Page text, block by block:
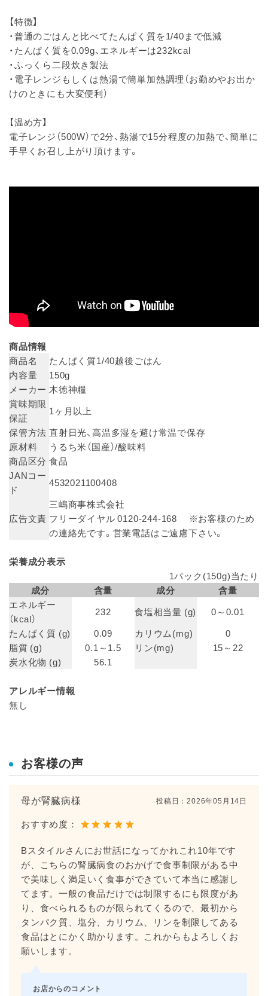
【特徴】
・普通のごはんと比べてたんぱく質を1/40まで低減
・たんぱく質を0.09g、エネルギーは232kcal
・ふっくら二段炊き製法
・電子レンジもしくは熱湯で簡単加熱調理（お勤めやお出か
けのときにも大変便利）
【温め方】
電子レンジ（500W）で2分、熱湯で15分程度の加熱で、簡単に
手早くお召し上がり頂けます。
商品情報
商品名
たんぱく質1/40越後ごはん
内容量
150g
メーカー 木徳神糧
賞味期限
保証
1ヶ月以上
保管方法 直射日光、高温多湿を避け常温で保存
原材料
うるち米（国産）/酸味料
商品区分 食品
JANコー
ド
4532021100408
広告文責
三嶋商事株式会社
フリーダイヤル 0120-244-168 ※お客様のため
の連絡先です。営業電話はご遠慮下さい。
栄養成分表示
1パック(150g)当たり
成分
含量 成分
含量
エネルギー
（kcal）
232 食塩相当量 (g)
0～0.01
たんぱく質 (g)
0.09 カリウム(mg)
0
脂質 (g)
0.1～1.5 リン(mg)
15～22
炭水化物 (g)
56.1
アレルギー情報
無し
お客様の声
母が腎臓病様 投稿日：2026年05月14日
おすすめ度：
Bスタイルさんにお世話になってかれこれ10年です
が、こちらの腎臓病食のおかげで食事制限がある中
で美味しく満足いく食事ができていて本当に感謝し
てます。一般の食品だけでは制限するにも限度があ
り、食べられるものが限られてくるので、最初から
タンパク質、塩分、カリウム、リンを制限してある
食品はとにかく助かります。これからもよろしくお
願いします。
お店からのコメント